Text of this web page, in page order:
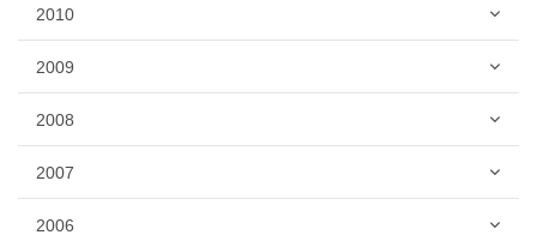
2010
2009
2008
2007
2006